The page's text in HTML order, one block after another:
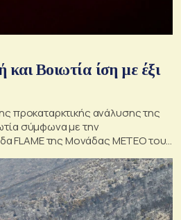
Βοιωτία ίση με έξι
προκαταρκτικής ανάλυσης της
σύμφωνα με την
FLAME της Μονάδας ΜΕΤΕΟ του
Αθηνών.